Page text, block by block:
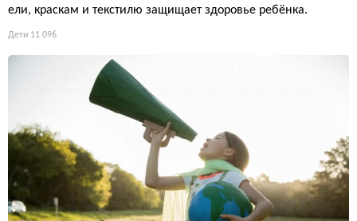
ели, краскам и текстилю защищает здоровье ребёнка.
Дети 11 096